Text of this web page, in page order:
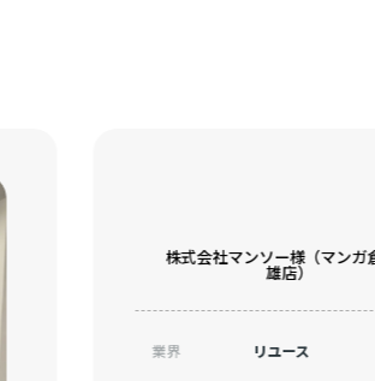
株式会社マンソー様（マンガ
雄店）
業界 リユース